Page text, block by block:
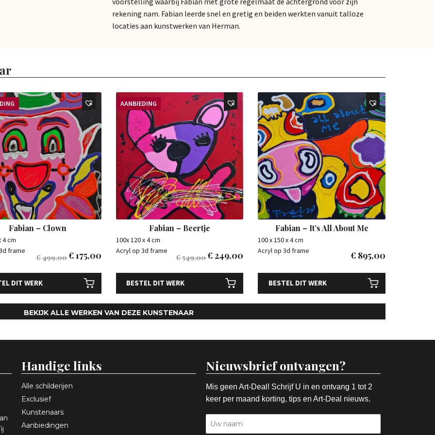
rekening nam. Fabian leerde snel en gretig en beiden werkten vanuit talloze
locaties aan kunstwerken van Herman.
Fabian – Clown
4 cm
frame
€499,00€175,00
DIT WERK
AANBIEDING
Fabian – Beertje
100x 120 x 4 cm
Acryl op 3d frame
€549,00€249,00
BESTEL DIT WERK
Fabian – It’s All About Me
100 x 150 x 4 cm
Acryl op 3d frame
€ 895,00
BESTEL DIT WERK
BEKIJK ALLE WERKEN VAN DEZE KUNSTENAAR
Handige links
Alle schilderijen
Exclusief
Kunstenaars
Aanbiedingen
Nieuwsbrief ontvangen?
Mis geen Art-Deal! Schrijf U in en ontvang 1 tot 2
keer per maand korting, tips en Art-Deal nieuws.